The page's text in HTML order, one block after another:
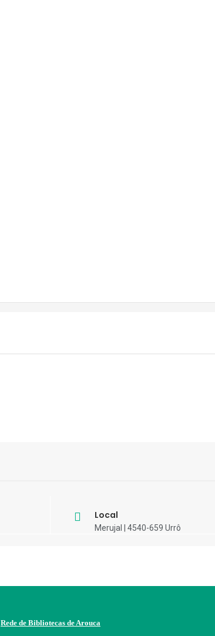
Local
Merujal | 4540-659 Urrô
Rede de Bibliotecas de Arouca